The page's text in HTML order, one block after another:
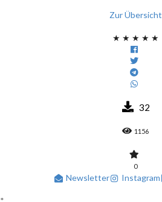
Zur Übersicht
★ ★ ★ ★ ★
32
1156
0
Newsletter Instagram